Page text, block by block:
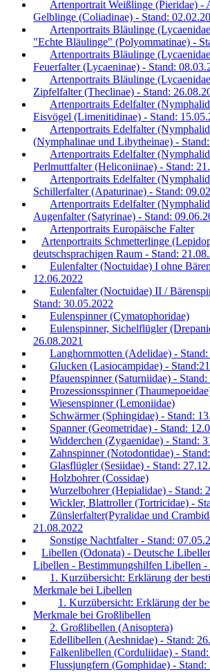
Artenportrait Weißlinge (Pieridae) -
Gelblinge (Coliadinae) - Stand:
Artenportraits Bläulinge
"Echte Bläulinge" (Polyommatinae) -
Artenportraits Bläulinge
Feuerfalter (Lycaeninae) - Stand:
Artenportraits Bläulinge
Zipfelfalter (Theclinae) - Stand:
Artenportraits Edelfalter
Eisvögel (Limenitidinae) - Stand:
Artenportraits Edelfalter
(Nymphalinae und Libytheinae) -
Artenportraits Edelfalter
Perlmuttfalter (Heliconiinae) - Stand:
Artenportraits Edelfalter
Schillerfalter (Apaturinae) - Stand:
Artenportraits Edelfalter
Augenfalter (Satyrinae) - Stand:
Artenportraits Europäische Falter
Artenportraits Schmetterlinge
deutschsprachigen Raum - Stand:
Eulenfalter (Noctuidae) I ohne
12.06.2022
Eulenfalter (Noctuidae) II /
Stand: 30.05.2022
Eulenspinner (Cymatophoridae)
Eulenspinner, Sichelflügler
26.08.2021
Langhornmotten (Adelidae) - Stand:
Glucken (Lasiocampidae) -
Pfauenspinner (Saturniidae) -
Prozessionsspinner
Wiesenspinner (Lemoniidae)
Schwärmer (Sphingidae) - Stand:
Spanner (Geometridae) - Stand:
Widderchen (Zygaenidae) - Stand:
Zahnspinner (Notodontidae) -
Glasflügler (Sesiidae) - Stand:
Holzbohrer (Cossidae)
Wurzelbohrer (Hepialidae) - Stand:
Wickler, Blattroller (Tortricidae) -
Zünslerfalter(Pyralidae und
21.08.2022
Sonstige Nachtfalter - Stand:
Libellen (Odonata) - Deutsche
Libellen - Bestimmungshilfen Libellen -
1. Kurzübersicht: Erklärung der
Merkmale bei Libellen
1. Kurzübersicht: Erklärung der
Merkmale bei Großlibellen
2. Großlibellen (Anisoptera)
Edellibellen (Aeshnidae) - Stand:
Falkenlibellen (Corduliidae) - Stand:
Flussjungfern (Gomphidae) - Stand: